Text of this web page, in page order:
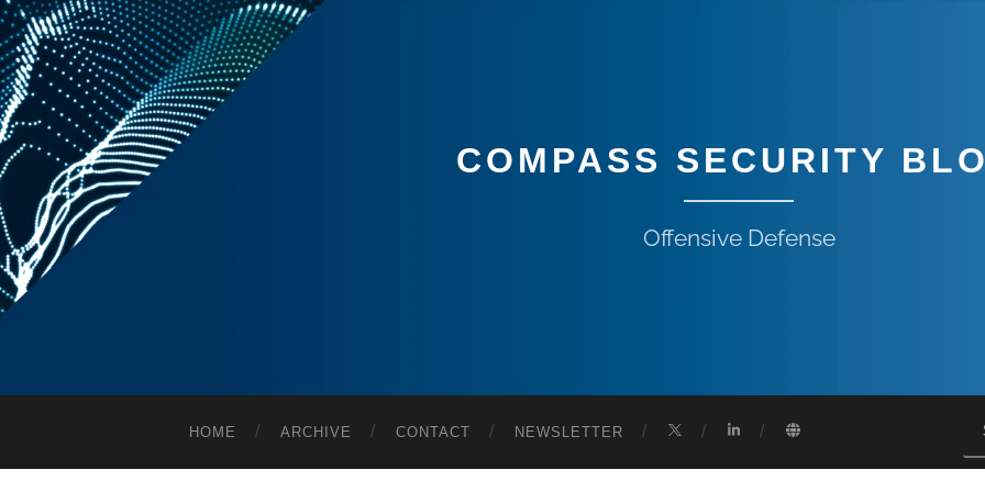
COMPASS SECURITY
Offensive Defense
HOME ARCHIVE CONTACT NEWSLETTER